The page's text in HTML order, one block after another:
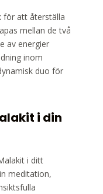
för att återställa
mellan de två
av energier
inom
duo för
i din
i ditt
meditation,